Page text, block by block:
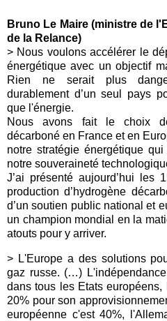
Bruno Le Maire (ministre de
de la Relance)
> Nous voulons accélérer le
énergétique avec un objectif
Rien ne serait plus
durablement d’un seul pays
que l'énergie.
Nous avons fait le choix
décarboné en France et en
notre stratégie énergétique
notre souveraineté
J’ai présenté aujourd’hui les
production d’hydrogène
d’un soutien public national et
un champion mondial en la
atouts pour y arriver.
> L'Europe a des solutions
gaz russe. (…)
dans tous les Etats
20% pour son
européenne c'est 40%,